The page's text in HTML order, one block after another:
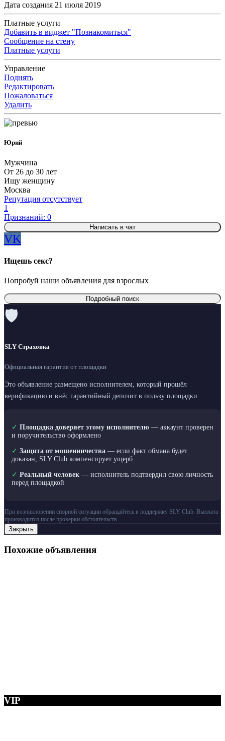
Дата создания 21 июля 2019
Платные услуги
Добавить в виджет "Познакомиться"
Сообщение на стену
Платные услуги
Управление
Поднять
Редактировать
Пожаловаться
Удалить
Юрий
Мужчина
От 26 до 30 лет
Ищу женщину
Москва
Репутация отсутствует
1
Признаний: 0
Написать в чат
VK
Ищешь секс?
Попробуй наши объявления для взрослых
Подробный поиск
🛡
SLY Страховка
Официальная гарантия от площадки
Это объявление размещено исполнителем, который прошёл
верификацию и внёс гарантийный депозит в пользу площадки.
✓ Площадка доверяет этому исполнителю — аккаунт проверен
и поручительство оформлено
✓ Защита от мошенничества — если факт обмана будет
доказан, SLY Club компенсирует ущерб
✓ Реальный человек — исполнитель подтвердил свою личность
перед площадкой
При возникновении спорной ситуации обращайтесь в поддержку SLY Club. Выплата
производится после проверки обстоятельств.
Закрыть
Похожие объявления
VIP